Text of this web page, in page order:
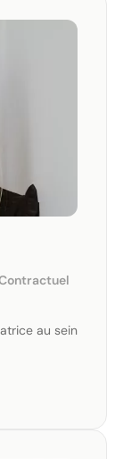
au sein